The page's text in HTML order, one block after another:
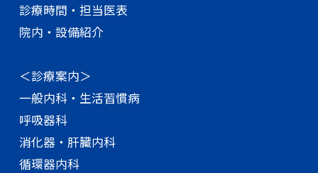
診療時間・担当医表
院内・設備紹介
＜診療案内＞
一般内科・生活習慣病
呼吸器科
消化器・肝臓内科
循環器内科